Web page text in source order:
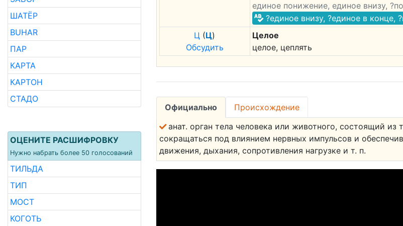
ШАТЁР
BUHAR
ПАР
КАРТА
КАРТОН
СТАДО
ОЦЕНИТЕ РАСШИФРОВКУ
Нужно набрать более 50 голосований
ТИЛЬДА
ТИП
МОСТ
КОГОТЬ
единое понижение, единое внизу,
?единое внизу, ?единое в конце,
Ц (Ц)
Обсудить
Целое
целое, цеплять
Официально
Происхождение
анат. орган тела человека или животного, состоящий из
сокращаться под влиянием нервных импульсов и
движения, дыхания, сопротивления нагрузке и т. п.